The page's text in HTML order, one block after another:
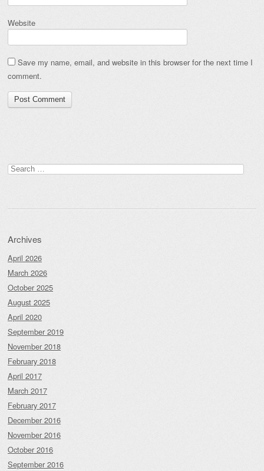
Website
Save my name, email, and website in this browser for the next time I
comment.
Search
for:
Archives
April 2026
March 2026
October 2025
August 2025
April 2020
September 2019
November 2018
February 2018
April 2017
March 2017
February 2017
December 2016
November 2016
October 2016
September 2016